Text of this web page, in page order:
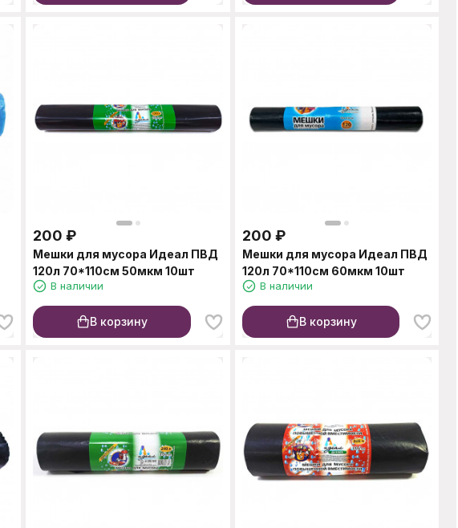
200 ₽
Мешки для мусора Идеал ПВД
120л 70*110см 50мкм 10шт
В наличии
В корзину
200 ₽
Мешки для мусора Идеал ПВД
120л 70*110см 60мкм 10шт
В наличии
В корзину